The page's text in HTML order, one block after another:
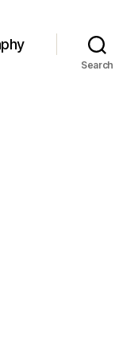
Search